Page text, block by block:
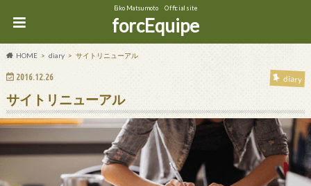
Eiko Matsumoto Official site
forcEquipe
HOME diary サイトリニューアル
2016.12.26 diary
サイトリニューアル